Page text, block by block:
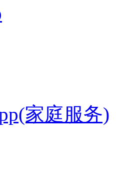
家庭服务)